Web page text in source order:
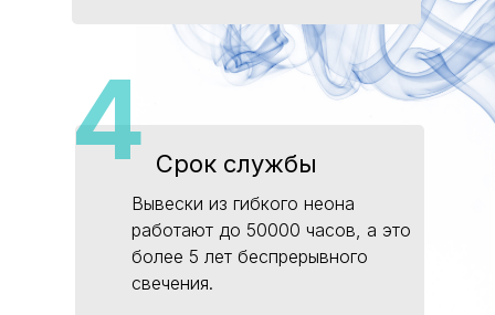
Вывески из гибкого неона
работают до 50000 часов, а это
более 5 лет беспрерывного
свечения.
Срок службы
4